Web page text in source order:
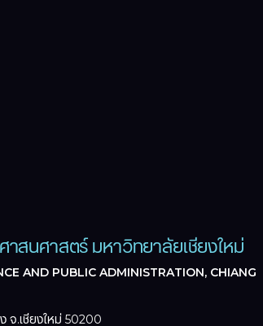
สนศาสตร์ มหาวิทยาลัยเชียงใหม่
AND PUBLIC ADMINISTRATION, CHIANG
จ.เชียงใหม่ 50200